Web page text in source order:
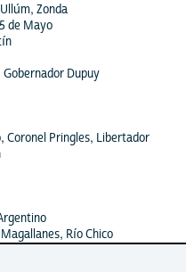
Zonda
de Mayo
Dupuy
Coronel Pringles, Libertador
Río Chico